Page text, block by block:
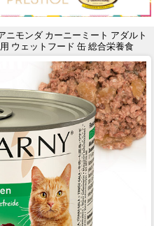
ニモンダ カーニーミート アダルト
ウェットフード 缶 総合栄養食